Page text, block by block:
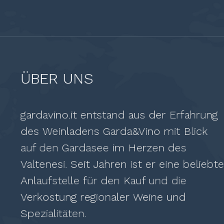
ÜBER UNS
gardavino.it entstand aus der Erfahrung
des Weinladens Garda&Vino mit Blick
auf den Gardasee im Herzen des
Valtenesi. Seit Jahren ist er eine beliebte
Anlaufstelle für den Kauf und die
Verkostung regionaler Weine und
Spezialitäten.